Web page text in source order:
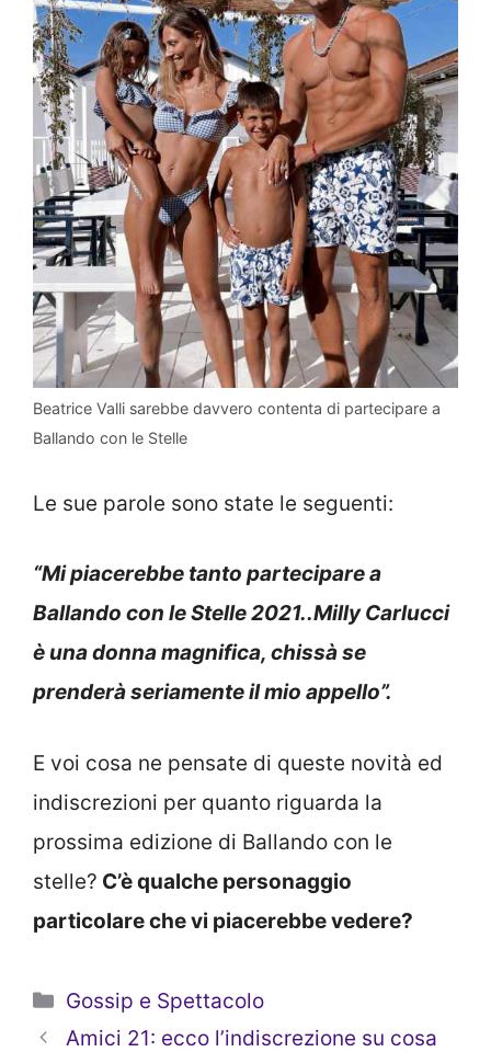
Beatrice Valli sarebbe davvero contenta di partecipare a
Ballando con le Stelle
Le sue parole sono state le seguenti:
“Mi piacerebbe tanto partecipare a
Ballando con le Stelle 2021..Milly Carlucci
è una donna magnifica, chissà se
prenderà seriamente il mio appello”.
E voi cosa ne pensate di queste novità ed
indiscrezioni per quanto riguarda la
prossima edizione di Ballando con le
stelle? C’è qualche personaggio
particolare che vi piacerebbe vedere?
Categorie
Gossip e Spettacolo
Amici 21: ecco l’indiscrezione su cosa